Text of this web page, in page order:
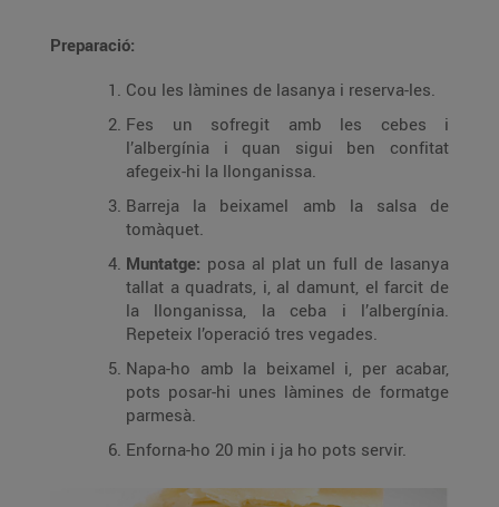
Preparació:
Cou les làmines de lasanya i reserva-les.
Fes un sofregit amb les cebes i
l’albergínia i quan sigui ben confitat
afegeix-hi la llonganissa.
Barreja la beixamel amb la salsa de
tomàquet.
Muntatge: posa al plat un full de lasanya
tallat a quadrats, i, al damunt, el farcit de
la llonganissa, la ceba i l’albergínia.
Repeteix l’operació tres vegades.
Napa-ho amb la beixamel i, per acabar,
pots posar-hi unes làmines de formatge
parmesà.
Enforna-ho 20 min i ja ho pots servir.